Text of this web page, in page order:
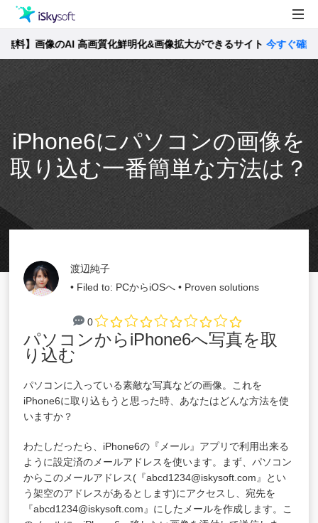
製品
Utility
製品活用事例
ストア
サポート
】画像のAI 高画質化鮮明化&画像拡大ができるサイト今すぐ確認 >>
iPhone6にパソコンの画像を
取り込む一番簡単な方法は？
渡辺純子
• Filed to: PCからiOSへ • Proven solutions
0
パソコンからiPhone6へ写真を取
り込む
パソコンに入っている素敵な写真などの画像。これを
iPhone6に取り込もうと思った時、あなたはどんな方法を使
いますか？
わたしだったら、iPhone6の『メール』アプリで利用出来る
ように設定済のメールアドレスを使います。まず、パソコン
からこのメールアドレス(『abcd1234@iskysoft.com』とい
う架空のアドレスがあるとします)にアクセスし、宛先を
『abcd1234@iskysoft.com』にしたメールを作成します。こ